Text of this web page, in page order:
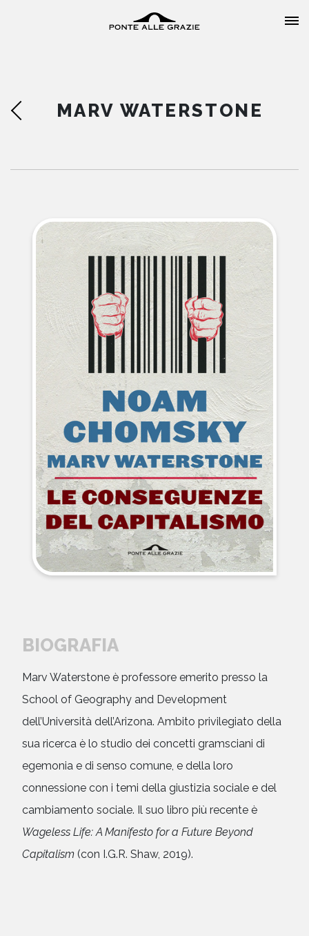
CATALOGO
AUTORI
EVENTI
NEWS
CONTATTI
MARV WATERSTONE
BIOGRAFIA
Marv Waterstone è professore emerito presso la
School of Geography and Development
dell’Università dell’Arizona. Ambito privilegiato della
sua ricerca è lo studio dei concetti gramsciani di
egemonia e di senso comune, e della loro
connessione con i temi della giustizia sociale e del
cambiamento sociale. Il suo libro più recente è
Wageless Life: A Manifesto for a Future Beyond
Capitalism (con I.G.R. Shaw, 2019).